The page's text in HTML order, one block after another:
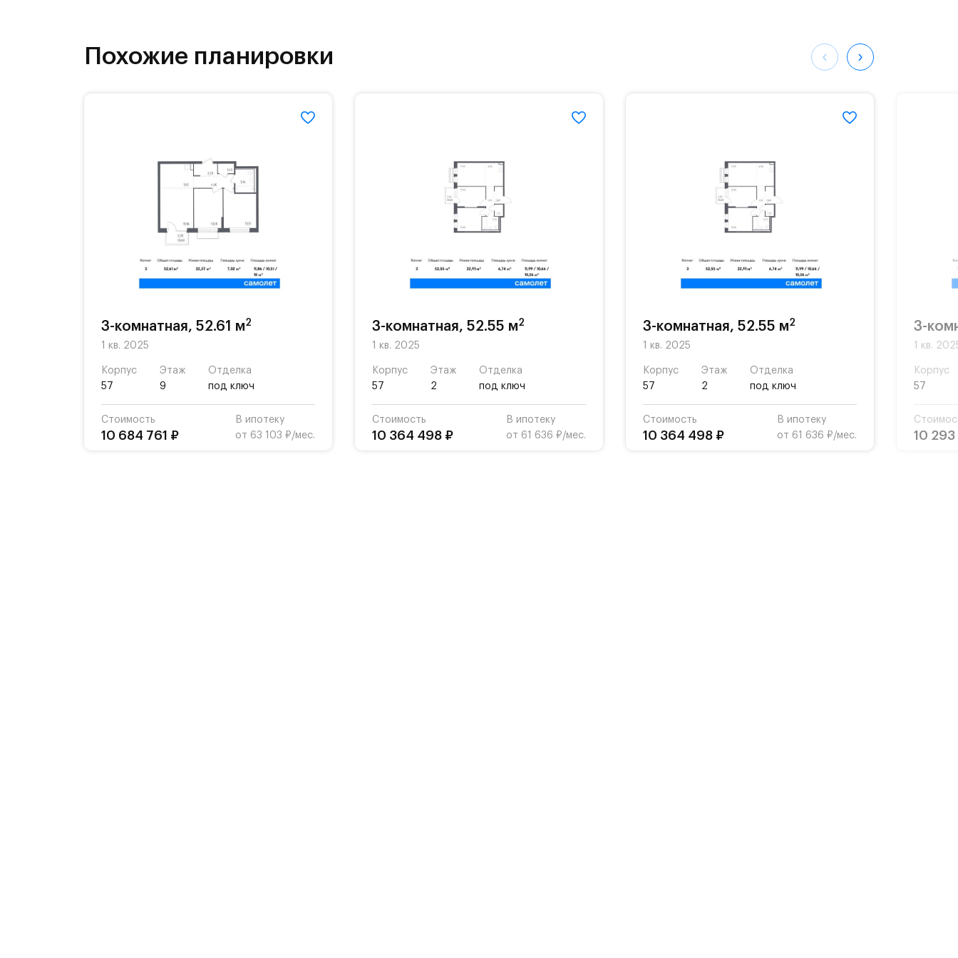
На территории квартала возведут детский сад и школу. Также для наиболее одарённых
детей есть возможность посещения частной гимназии «Жуковка».
Похожие планировки
3-комнатная, 52.61 м2
1 кв. 2025
Корпус
57
Этаж
9
Отделка
под ключ
Стоимость
10 684 761 ₽
В ипотеку
от 63 103 ₽/мес.
3-комнатная, 52.55 м2
1 кв. 2025
Корпус
57
Этаж
2
Отделка
под ключ
Стоимость
10 364 498 ₽
В ипотеку
от 61 636 ₽/мес.
3-комнатная, 52.55 м2
1 кв. 2025
Корпус
57
Этаж
2
Отделка
под ключ
Стоимость
10 364 498 ₽
В ипотеку
от 61 636 ₽/мес.
3-
1 кв.
Корпус
57
10